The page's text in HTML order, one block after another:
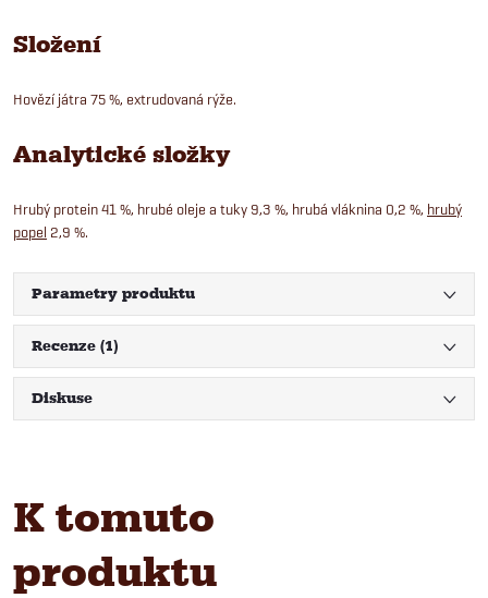
Složení
Hovězí játra 75 %, extrudovaná rýže.
Analytické složky
Hrubý protein 41 %, hrubé oleje a tuky 9,3 %, hrubá vláknina 0,2 %, hrubý
popel 2,9 %.
Parametry produktu
Recenze (1)
Diskuse
K tomuto
produktu